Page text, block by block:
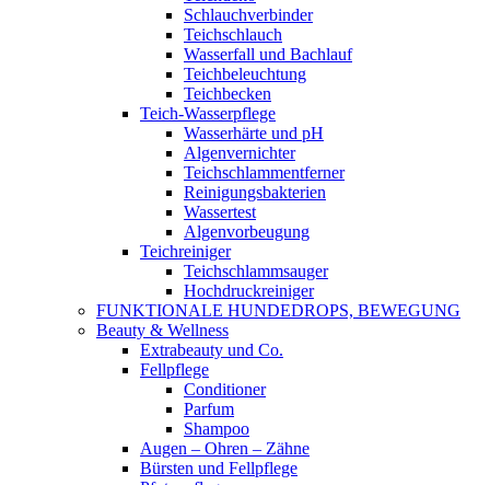
Schlauchverbinder
Teichschlauch
Wasserfall und Bachlauf
Teichbeleuchtung
Teichbecken
Teich-Wasserpflege
Wasserhärte und pH
Algenvernichter
Teichschlammentferner
Reinigungsbakterien
Wassertest
Algenvorbeugung
Teichreiniger
Teichschlammsauger
Hochdruckreiniger
FUNKTIONALE HUNDEDROPS, BEWEGUNG
Beauty & Wellness
Extrabeauty und Co.
Fellpflege
Conditioner
Parfum
Shampoo
Augen – Ohren – Zähne
Bürsten und Fellpflege